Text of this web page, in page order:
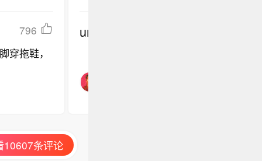
796
穿拖鞋，
undefined
10607条评论